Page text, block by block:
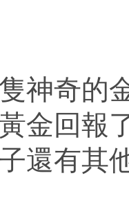
神奇的
金回報
還有其